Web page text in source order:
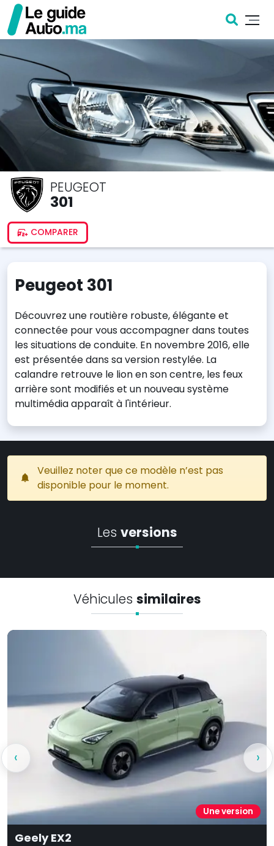
PEUGEOT
301
COMPARER
Peugeot 301
Découvrez une routière robuste, élégante et
connectée pour vous accompagner dans toutes
les situations de conduite. En novembre 2016, elle
est présentée dans sa version restylée. La
calandre retrouve le lion en son centre, les feux
arrière sont modifiés et un nouveau système
multimédia apparaît à l'intérieur.
Veuillez noter que ce modèle n’est pas
disponible pour le moment.
Les versions
Véhicules similaires
Une version
Geely EX2
‹ ›